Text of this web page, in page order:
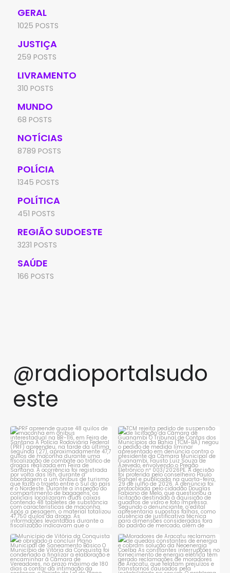
GERAL
1025 POSTS
JUSTIÇA
259 POSTS
LIVRAMENTO
310 POSTS
MUNDO
68 POSTS
NOTÍCIAS
8789 POSTS
POLÍCIA
1345 POSTS
POLÍTICA
451 POSTS
REGIÃO SUDOESTE
3231 POSTS
SAÚDE
166 POSTS
@radioportalsudo
este
PRF apreende quase 48 quilos
de maconha em ônibus...
1 0
TCM rejeita pedido de
suspensão de licitação da...
1 0
Município de Vitória da
Conquista é obrigado a...
1 0
Moradores de Aracatu
reclamam de quedas
constantes ...
1 0